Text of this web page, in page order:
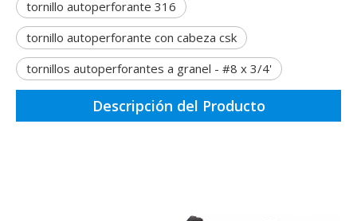
tornillo autoperforante 316
tornillo autoperforante con cabeza csk
tornillos autoperforantes a granel - #8 x 3/4'
Descripción del Producto